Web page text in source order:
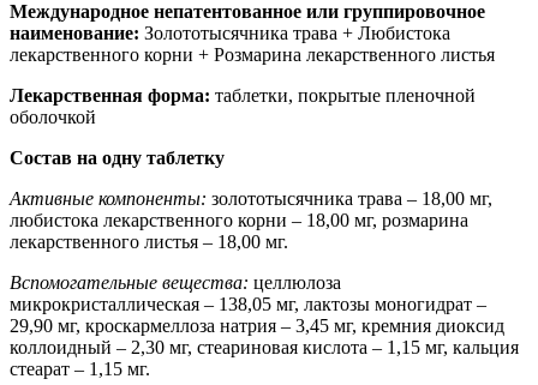
Международное непатентованное или группировочное
наименование: Золототысячника трава + Любистока
лекарственного корни + Розмарина лекарственного листья
Лекарственная форма: таблетки, покрытые пленочной
оболочкой
Состав на одну таблетку
Активные компоненты: золототысячника трава – 18,00 мг,
любистока лекарственного корни – 18,00 мг, розмарина
лекарственного листья – 18,00 мг.
Вспомогательные вещества: целлюлоза
микрокристаллическая – 138,05 мг, лактозы моногидрат –
29,90 мг, кроскармеллоза натрия – 3,45 мг, кремния диоксид
коллоидный – 2,30 мг, стеариновая кислота – 1,15 мг, кальция
стеарат – 1,15 мг.